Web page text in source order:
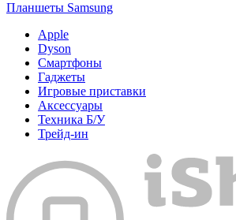
Планшеты Samsung
Apple
Dyson
Смартфоны
Гаджеты
Игровые приставки
Аксессуары
Техника Б/У
Трейд-ин